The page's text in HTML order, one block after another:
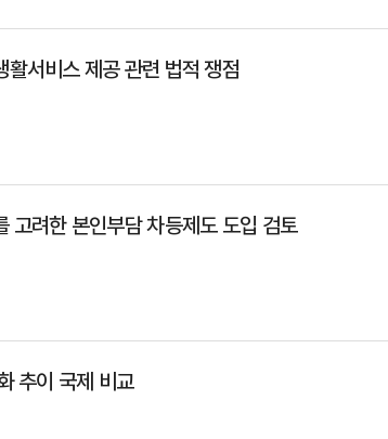
활서비스 제공 관련 법적 쟁점
고려한 본인부담 차등제도 도입 검토
추이 국제 비교